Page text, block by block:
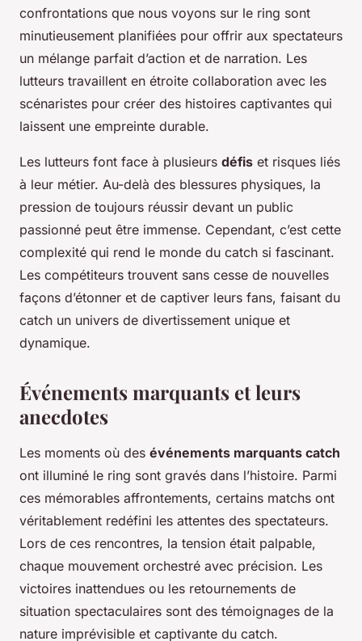
confrontations que nous voyons sur le ring sont
minutieusement planifiées pour offrir aux spectateurs
un mélange parfait d’action et de narration. Les
lutteurs travaillent en étroite collaboration avec les
scénaristes pour créer des histoires captivantes qui
laissent une empreinte durable.
Les lutteurs font face à plusieurs défis et risques liés
à leur métier. Au-delà des blessures physiques, la
pression de toujours réussir devant un public
passionné peut être immense. Cependant, c’est cette
complexité qui rend le monde du catch si fascinant.
Les compétiteurs trouvent sans cesse de nouvelles
façons d’étonner et de captiver leurs fans, faisant du
catch un univers de divertissement unique et
dynamique.
Événements marquants et leurs
anecdotes
Les moments où des événements marquants catch
ont illuminé le ring sont gravés dans l’histoire. Parmi
ces mémorables affrontements, certains matchs ont
véritablement redéfini les attentes des spectateurs.
Lors de ces rencontres, la tension était palpable,
chaque mouvement orchestré avec précision. Les
victoires inattendues ou les retournements de
situation spectaculaires sont des témoignages de la
nature imprévisible et captivante du catch.